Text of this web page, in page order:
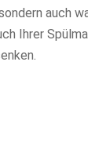
auch
Ihrer